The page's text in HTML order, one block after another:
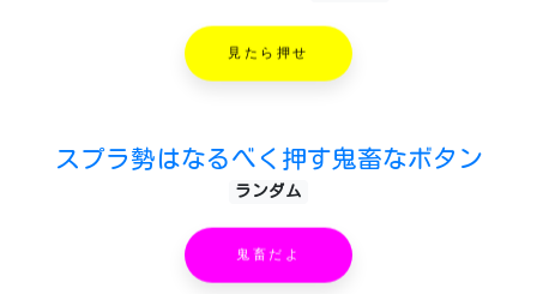
見たら押せ
スプラ勢はなるべく押す鬼畜なボタン
ランダム
鬼畜だよ